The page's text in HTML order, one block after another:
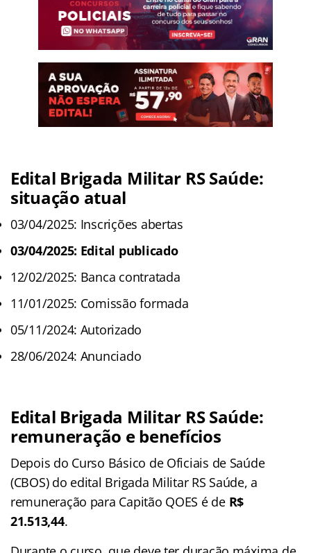
Edital Brigada Militar RS Saúde:
situação atual
03/04/2025: Inscrições abertas
03/04/2025: Edital publicado
12/02/2025: Banca contratada
11/01/2025: Comissão formada
05/11/2024: Autorizado
28/06/2024: Anunciado
Edital Brigada Militar RS Saúde:
remuneração e benefícios
Depois do Curso Básico de Oficiais de Saúde
(CBOS) do edital Brigada Militar RS Saúde, a
remuneração para Capitão QOES é de R$
21.513,44.